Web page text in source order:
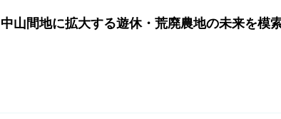
中山間地に拡大する遊休・荒廃農地の未来を模